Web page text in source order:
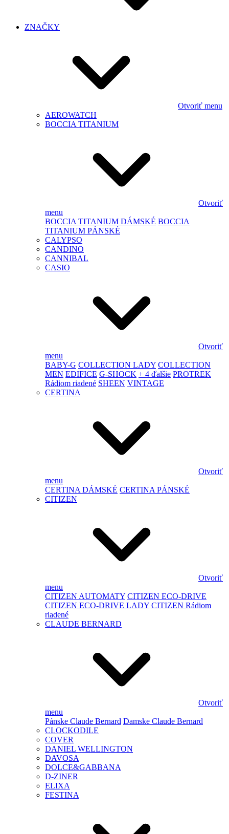
ZNAČKY
Otvoriť menu
AEROWATCH
BOCCIA TITANIUM
Otvoriť
menu
BOCCIA TITANIUM DÁMSKÉ BOCCIA
TITANIUM PÁNSKÉ
CALYPSO
CANDINO
CANNIBAL
CASIO
Otvoriť
menu
BABY-G COLLECTION LADY COLLECTION
MEN EDIFICE G-SHOCK + 4 ďalšie PROTREK
Rádiom riadené SHEEN VINTAGE
CERTINA
Otvoriť
menu
CERTINA DÁMSKÉ CERTINA PÁNSKÉ
CITIZEN
Otvoriť
menu
CITIZEN AUTOMATY CITIZEN ECO-DRIVE
CITIZEN ECO-DRIVE LADY CITIZEN Rádiom
riadené
CLAUDE BERNARD
Otvoriť
menu
Pánske Claude Bernard Damske Claude Bernard
CLOCKODILE
COVER
DANIEL WELLINGTON
DAVOSA
DOLCE&GABBANA
D-ZINER
ELIXA
FESTINA